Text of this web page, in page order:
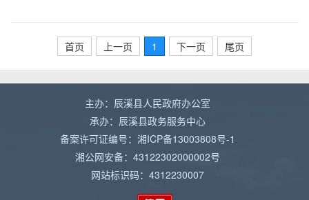
首页 上一页 1 下一页 尾页
主办：辰溪县人民政府办公室
承办：辰溪县政务服务中心
备案许可证编号：湘ICP备13003808号-1
湘公网安备：43122302000002号
网站标识码：4312230007